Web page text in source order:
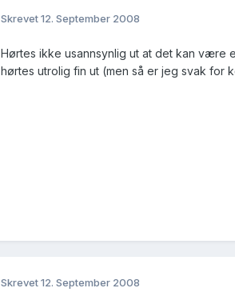
Skrevet12. September 2008
Hørtes ikke usannsynlig ut at det kan være
hørtes utrolig fin ut (men så er jeg svak for
Skrevet12. September 2008